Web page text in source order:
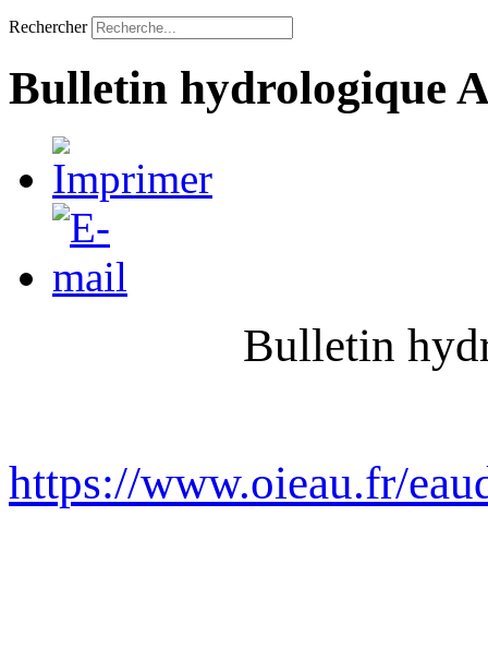
Rechercher
Bulletin hydrologique
Bulletin
https://www.oieau.fr/